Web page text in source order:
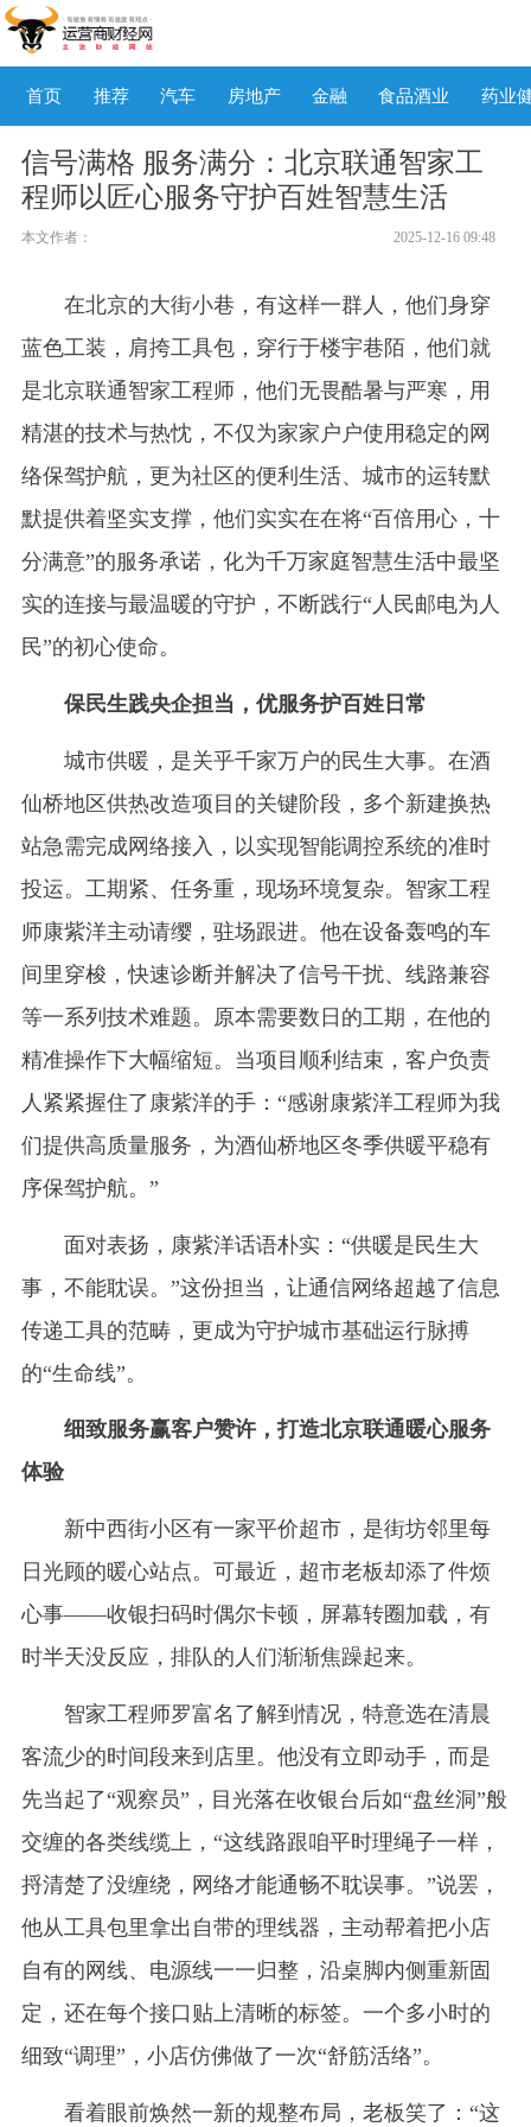
首页 推荐 汽车 房地产 金融 食品酒业 药业
信号满格 服务满分：北京联通智家工
程师以匠心服务守护百姓智慧生活
本文作者： 2025-12-16 09:48
在北京的大街小巷，有这样一群人，他们身穿
蓝色工装，肩挎工具包，穿行于楼宇巷陌，他们就
是北京联通智家工程师，他们无畏酷暑与严寒，用
精湛的技术与热忱，不仅为家家户户使用稳定的网
络保驾护航，更为社区的便利生活、城市的运转默
默提供着坚实支撑，他们实实在在将“百倍用心，十
分满意”的服务承诺，化为千万家庭智慧生活中最坚
实的连接与最温暖的守护，不断践行“人民邮电为人
民”的初心使命。
保民生践央企担当，优服务护百姓日常
城市供暖，是关乎千家万户的民生大事。在酒
仙桥地区供热改造项目的关键阶段，多个新建换热
站急需完成网络接入，以实现智能调控系统的准时
投运。工期紧、任务重，现场环境复杂。智家工程
师康紫洋主动请缨，驻场跟进。他在设备轰鸣的车
间里穿梭，快速诊断并解决了信号干扰、线路兼容
等一系列技术难题。原本需要数日的工期，在他的
精准操作下大幅缩短。当项目顺利结束，客户负责
人紧紧握住了康紫洋的手：“感谢康紫洋工程师为我
们提供高质量服务，为酒仙桥地区冬季供暖平稳有
序保驾护航。”
面对表扬，康紫洋话语朴实：“供暖是民生大
事，不能耽误。”这份担当，让通信网络超越了信息
传递工具的范畴，更成为守护城市基础运行脉搏
的“生命线”。
细致服务赢客户赞许，打造北京联通暖心服务
体验
新中西街小区有一家平价超市，是街坊邻里每
日光顾的暖心站点。可最近，超市老板却添了件烦
心事——收银扫码时偶尔卡顿，屏幕转圈加载，有
时半天没反应，排队的人们渐渐焦躁起来。
智家工程师罗富名了解到情况，特意选在清晨
客流少的时间段来到店里。他没有立即动手，而是
先当起了“观察员”，目光落在收银台后如“盘丝洞”般
交缠的各类线缆上，“这线路跟咱平时理绳子一样，
捋清楚了没缠绕，网络才能通畅不耽误事。”说罢，
他从工具包里拿出自带的理线器，主动帮着把小店
自有的网线、电源线一一归整，沿桌脚内侧重新固
定，还在每个接口贴上清晰的标签。一个多小时的
细致“调理”，小店仿佛做了一次“舒筋活络”。
看着眼前焕然一新的规整布局，老板笑了：“这